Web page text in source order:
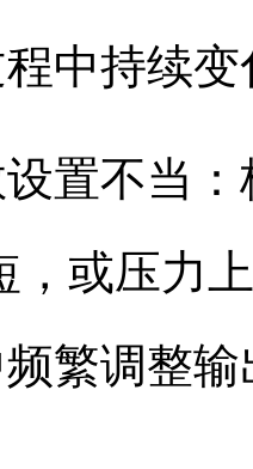
中持续
置不当
，或压力
繁调整